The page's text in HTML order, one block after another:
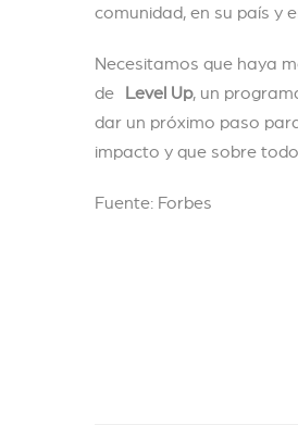
comunidad, en su país y
Necesitamos que haya
de Level Up, un
dar un próximo paso
impacto y que sobre
Fuente: Forbes